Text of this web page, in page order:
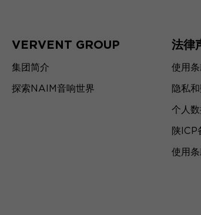
VERVENT GROUP
集团简介
探索NAIM音响世界
法律
使用
隐私
个人
陕ICP
使用